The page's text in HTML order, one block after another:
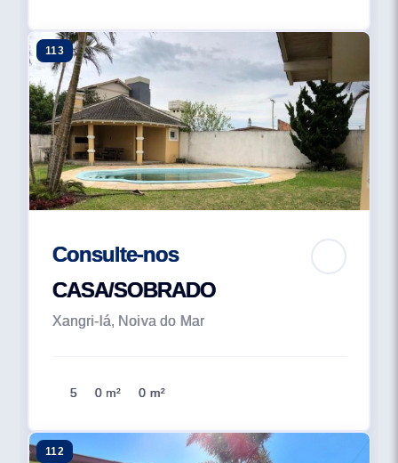
113
Consulte-nos
CASA/SOBRADO
Xangri-lá, Noiva do Mar
5 0 m² 0 m²
112